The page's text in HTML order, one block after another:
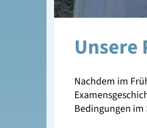
Unsere
Nachdem im
Bedingungen